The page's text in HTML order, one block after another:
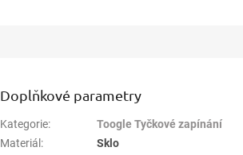
Doplňkové parametry
Kategorie:
Toogle Tyčkové zapínání
Materiál :
Sklo